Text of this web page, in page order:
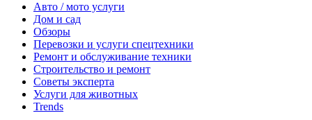
Авто / мото услуги
Дом и сад
Обзоры
Перевозки и услуги спецтехники
Ремонт и обслуживание техники
Строительство и ремонт
Советы эксперта
Услуги для животных
Trends